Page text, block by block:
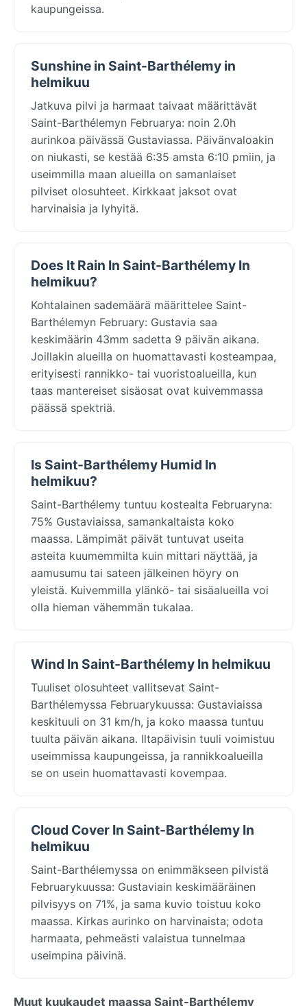
kaupungeissa.
Sunshine in Saint-Barthélemy in
helmikuu
Jatkuva pilvi ja harmaat taivaat määrittävät
Saint-Barthélemyn Februarya: noin 2.0h
aurinkoa päivässä Gustaviassa. Päivänvaloakin
on niukasti, se kestää 6:35 amsta 6:10 pmiin, ja
useimmilla maan alueilla on samanlaiset
pilviset olosuhteet. Kirkkaat jaksot ovat
harvinaisia ja lyhyitä.
Does It Rain In Saint-Barthélemy In
helmikuu?
Kohtalainen sademäärä määrittelee Saint-
Barthélemyn February: Gustavia saa
keskimäärin 43mm sadetta 9 päivän aikana.
Joillakin alueilla on huomattavasti kosteampaa,
erityisesti rannikko- tai vuoristoalueilla, kun
taas mantereiset sisäosat ovat kuivemmassa
päässä spektriä.
Is Saint-Barthélemy Humid In
helmikuu?
Saint-Barthélemy tuntuu kostealta Februaryna:
75% Gustaviaissa, samankaltaista koko
maassa. Lämpimät päivät tuntuvat useita
asteita kuumemmilta kuin mittari näyttää, ja
aamusumu tai sateen jälkeinen höyry on
yleistä. Kuivemmilla ylänkö- tai sisäalueilla voi
olla hieman vähemmän tukalaa.
Wind In Saint-Barthélemy In helmikuu
Tuuliset olosuhteet vallitsevat Saint-
Barthélemyssa Februarykuussa: Gustaviaissa
keskituuli on 31 km/h, ja koko maassa tuntuu
tuulta päivän aikana. Iltapäivisin tuuli voimistuu
useimmissa kaupungeissa, ja rannikkoalueilla
se on usein huomattavasti kovempaa.
Cloud Cover In Saint-Barthélemy In
helmikuu
Saint-Barthélemyssa on enimmäkseen pilvistä
Februarykuussa: Gustaviain keskimääräinen
pilvisyys on 71%, ja sama kuvio toistuu koko
maassa. Kirkas aurinko on harvinaista; odota
harmaata, pehmeästi valaistua tunnelmaa
useimpina päivinä.
Muut kuukaudet maassa Saint-Barthélemy